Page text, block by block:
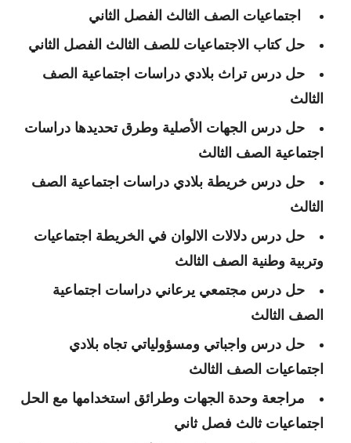
اجتماعيات الصف الثالث الفصل الثاني
حل كتاب الاجتماعيات للصف الثالث الفصل الثاني
حل درس تراث بلادي دراسات اجتماعية الصف
الثالث
حل درس الجهات الأصلية وطرق تحديدها دراسات
اجتماعية الصف الثالث
حل درس خريطة بلادي دراسات اجتماعية الصف
الثالث
حل درس دلالات الالوان في الخريطة اجتماعيات
وتربية وطنية الصف الثالث
حل درس مجتمعي يرعاني دراسات اجتماعية
الصف الثالث
حل درس واجباتي ومسؤولياتي تجاه بلادي
اجتماعيات الصف الثالث
مراجعة وحدة الجهات وطرائق استخدامها مع الحل
اجتماعيات ثالث فصل ثاني